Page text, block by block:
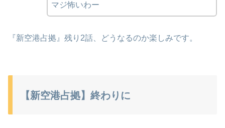
マジ怖いわー
『新空港占拠』残り2話、どうなるのか楽しみです。
【新空港占拠】終わりに